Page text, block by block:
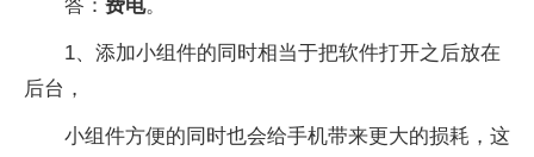
答： 费电。
1、添加小组件的同时相当于把软件打开之后放在
后台，
小组件方便的同时也会给手机带来更大的损耗，这